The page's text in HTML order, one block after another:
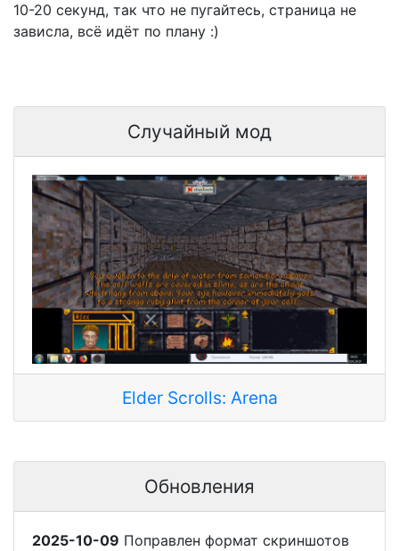
10-20 секунд, так что не пугайтесь, страница не
зависла, всё идёт по плану :)
Случайный мод
Elder Scrolls: Arena
Обновления
2025-10-09 Поправлен формат скриншотов